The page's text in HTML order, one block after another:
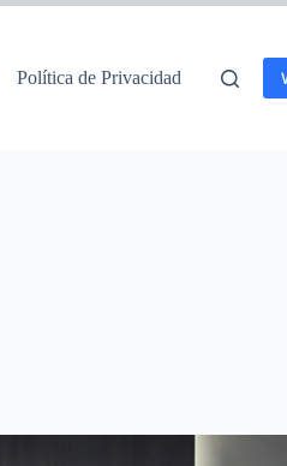
Política de Privacidad